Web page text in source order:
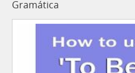
Gramática